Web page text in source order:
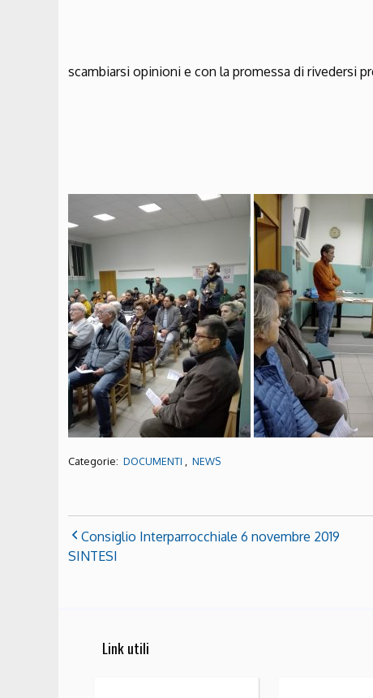
scambiarsi opinioni e con la promessa di rivedersi
Categorie: DOCUMENTI NEWS
Consiglio Interparrocchiale 6 novembre 2019
SINTESI
Link utili